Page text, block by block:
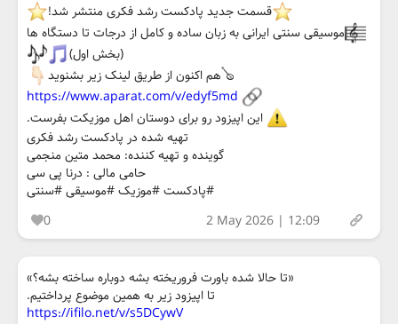
قسمت جدید پادکست رشد فکری منتشر شد!
موسیقی سنتی ایرانی به زبان ساده و کامل از درجات تا دستگاه ها
(بخش اول)
🪕هم اکنون از طریق لینک زیر بشنوید
https://www.aparat.com/v/edyf5md
این اپیزود رو برای دوستان اهل موزیکت بفرست.
تهیه شده در پادکست رشد فکری
گوینده و تهیه کننده: محمد متین منجمی
حامی مالی : درنا پی سی
#پادکست #موزیک #موسیقی #سنتی
0
2 May 2026 | 12:09
«تا حالا شده باورت فروریخته بشه دوباره ساخته بشه؟»
تا اپیزود زیر به همین موضوع پرداختیم.
https://ifilo.net/v/s5DCywV